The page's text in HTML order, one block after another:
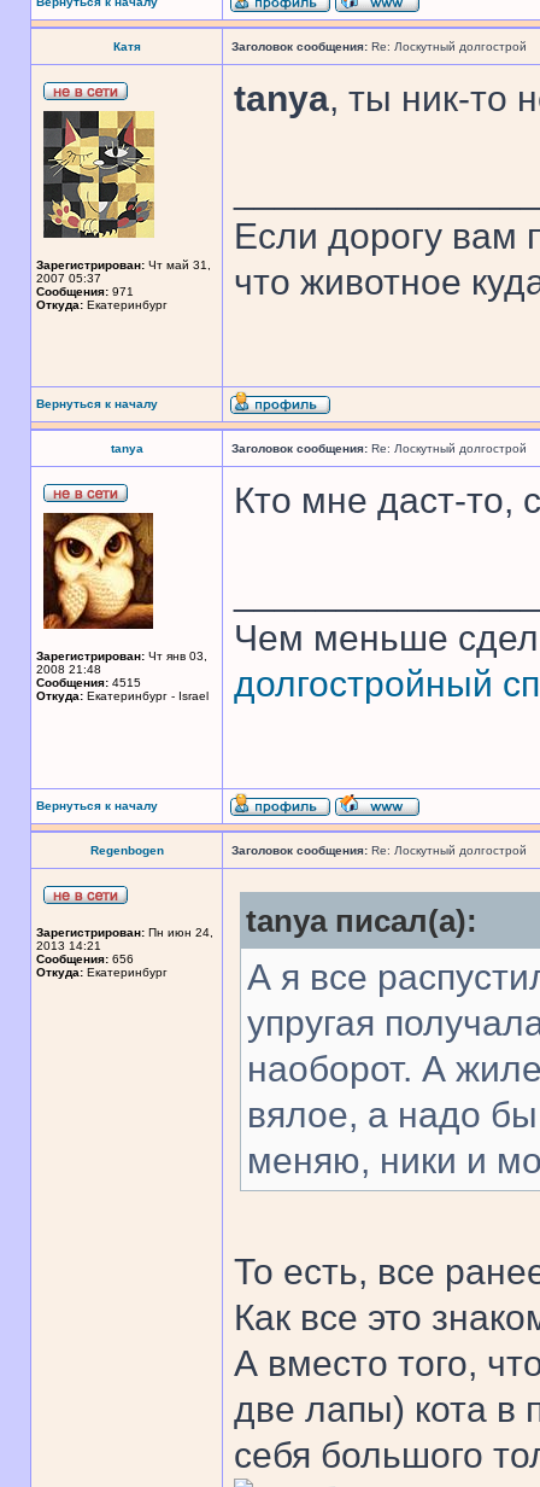
Катя Заголовок сообщения: Re: Лоскутный долгострой
Зарегистрирован: Чт май 31,
2007 05:37
Сообщения: 971
Откуда: Екатеринбург
tanya, ты ник-то
Если дорогу вам
что животное
Вернуться к началу
tanya Заголовок сообщения: Re: Лоскутный долгострой
Зарегистрирован: Чт янв 03,
2008 21:48
Сообщения: 4515
Откуда: Екатеринбург - Israel
Кто мне даст-то,
Чем меньше
долгостройный
Вернуться к началу
Regenbogen Заголовок сообщения: Re: Лоскутный долгострой
Зарегистрирован: Пн июн 24,
2013 14:21
Сообщения: 656
Откуда: Екатеринбург
tanya писал(а):
А я все
упругая
наоборот. А
вялое, а надо
меняю, ники и
То есть, все
Как все это
А вместо того,
две лапы) кота в
себя большого